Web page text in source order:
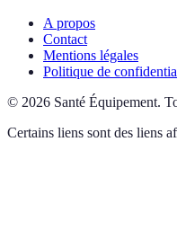
A propos
Contact
Mentions légales
Politique de
© 2026 Santé Équipement.
Certains liens sont des liens